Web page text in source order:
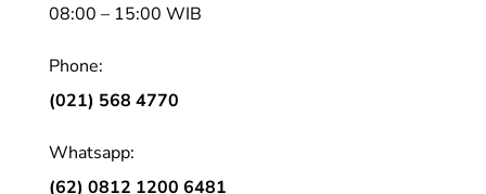
08:00 – 15:00 WIB
Phone:
(021) 568 4770
Whatsapp:
(62) 0812 1200 6481